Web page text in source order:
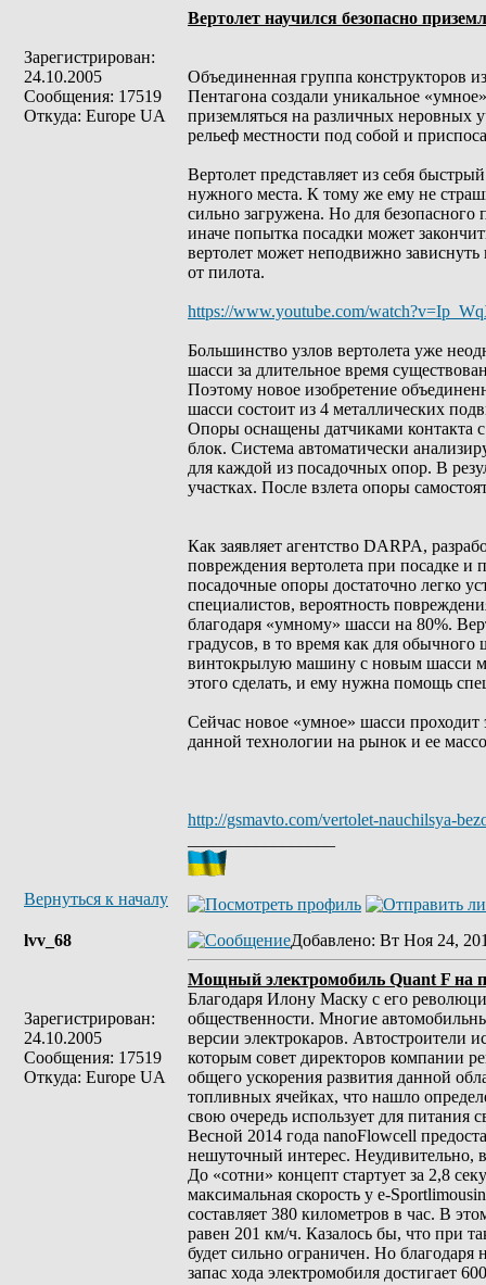
Зарегистрирован:
24.10.2005
Сообщения: 17519
Откуда: Europe UA
Вертолет научился безопасно
Объединенная группа конструкторов
Пентагона создали уникальное
приземляться на различных неровных
рельеф местности под собой и
Вертолет представляет из себя
нужного места. К тому же ему не
сильно загружена. Но для
иначе попытка посадки может
вертолет может неподвижно
от пилота.
https://www.youtube.com/
Большинство узлов вертолета уже
шасси за длительное время
Поэтому новое изобретение
шасси состоит из 4 металлических
Опоры оснащены датчиками контакта
блок. Система автоматически
для каждой из посадочных опор. В
участках. После взлета опоры
Как заявляет агентство DARPA,
повреждения вертолета при посадке
посадочные опоры достаточно легко
специалистов, вероятность
благодаря «умному» шасси на 80%.
градусов, в то время как для
винтокрылую машину с новым шасси
этого сделать, и ему нужна помощь
Сейчас новое «умное» шасси
данной технологии на рынок и ее
http://gsmavto.com/vertolet-nauchilsya-
Вернуться к началу
lvv_68
Зарегистрирован:
24.10.2005
Сообщения: 17519
Откуда: Europe UA
Добавлено: Вт Ноя 24,
Мощный электромобиль Quant F на
Благодаря Илону Маску с его
общественности. Многие
версии электрокаров. Автостроители
которым совет директоров компании
общего ускорения развития данной
топливных ячейках, что нашло
свою очередь использует для питания
Весной 2014 года nanoFlowcell
нешуточный интерес. Неудивительно,
До «сотни» концепт стартует за 2,8
максимальная скорость у e-
составляет 380 километров в час. В
равен 201 км/ч. Казалось бы, что при
будет сильно ограничен. Но благодаря
запас хода электромобиля достигает